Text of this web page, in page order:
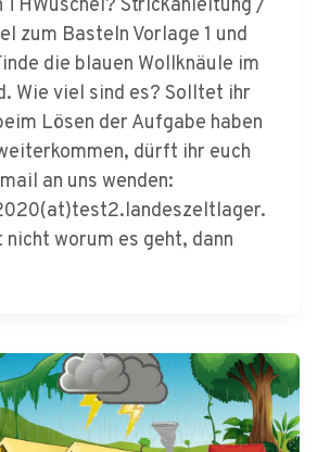
die blauen Wollknäule im
Wie viel sind es? Solltet ihr
Lösen der Aufgabe haben
dürft ihr euch
an uns wenden:
worum es geht, dann